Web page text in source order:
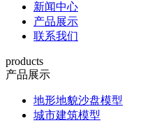
新闻中心
产品展示
联系我们
products
产品展示
地形地貌沙盘模型
城市建筑模型